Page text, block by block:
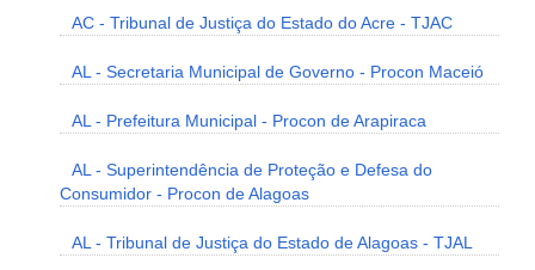
AC - Tribunal de Justiça do Estado do Acre - TJAC
AL - Secretaria Municipal de Governo - Procon Maceió
AL - Prefeitura Municipal - Procon de Arapiraca
AL - Superintendência de Proteção e Defesa do
Consumidor - Procon de Alagoas
AL - Tribunal de Justiça do Estado de Alagoas - TJAL